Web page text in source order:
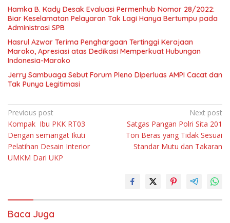
Hamka B. Kady Desak Evaluasi Permenhub Nomor 28/2022:
Biar Keselamatan Pelayaran Tak Lagi Hanya Bertumpu pada
Administrasi SPB
Hasrul Azwar Terima Penghargaan Tertinggi Kerajaan
Maroko, Apresiasi atas Dedikasi Memperkuat Hubungan
Indonesia-Maroko
Jerry Sambuaga Sebut Forum Pleno Diperluas AMPI Cacat dan
Tak Punya Legitimasi
Navigasi
pos
Previous post
Kompak Ibu PKK RT03
Dengan semangat Ikuti
Pelatihan Desain Interior
UMKM Dari UKP
Next post
Satgas Pangan Polri Sita 201
Ton Beras yang Tidak Sesuai
Standar Mutu dan Takaran
Baca Juga